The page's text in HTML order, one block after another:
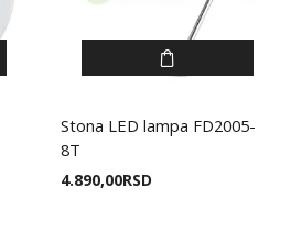
Stona LED lampa FD2005-
8T
4.890,00RSD